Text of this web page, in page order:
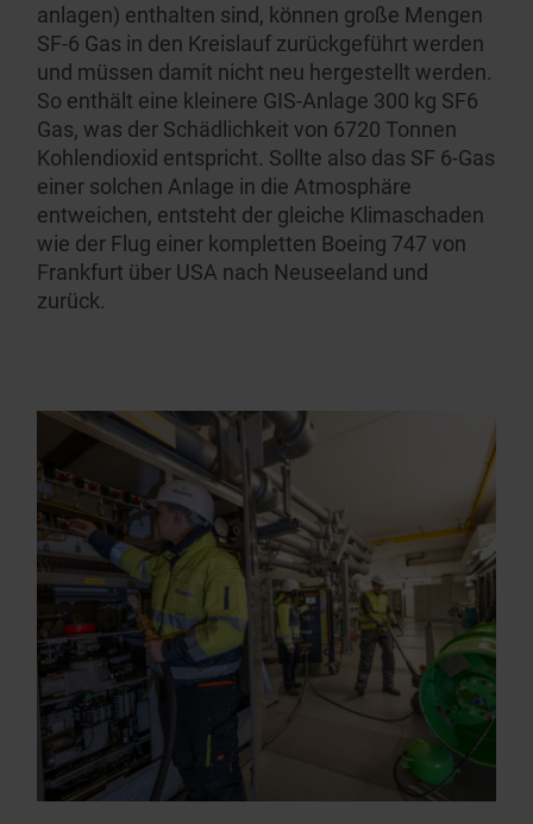
anlagen) enthalten sind, können große Mengen
SF-6 Gas in den Kreislauf zurück­geführt werden
und müssen damit nicht neu hergestellt werden.
So enthält eine kleinere GIS-Anlage 300 kg SF6
Gas, was der Schädlichkeit von 6720 Tonnen
Kohlen­dioxid entspricht. Sollte also das SF 6-Gas
einer solchen Anlage in die Atmosphäre
entweichen, entsteht der gleiche Klimaschaden
wie der Flug einer kompletten Boeing 747 von
Frankfurt über USA nach Neuseeland und
zurück.